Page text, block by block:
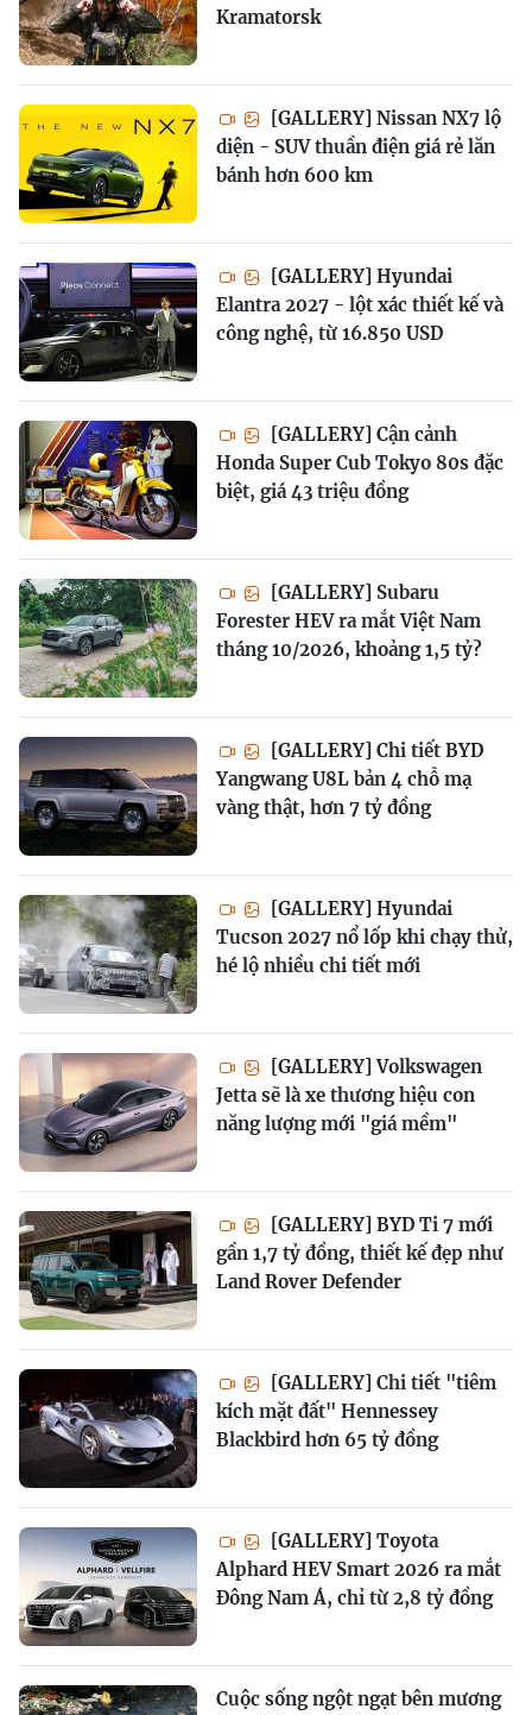
Kramatorsk
[GALLERY] Nissan NX7 lộ
diện - SUV thuần điện giá rẻ lăn
bánh hơn 600 km
[GALLERY] Hyundai
Elantra 2027 - lột xác thiết kế và
công nghệ, từ 16.850 USD
[GALLERY] Cận cảnh
Honda Super Cub Tokyo 80s đặc
biệt, giá 43 triệu đồng
[GALLERY] Subaru
Forester HEV ra mắt Việt Nam
tháng 10/2026, khoảng 1,5 tỷ?
[GALLERY] Chi tiết BYD
Yangwang U8L bản 4 chỗ mạ
vàng thật, hơn 7 tỷ đồng
[GALLERY] Hyundai
Tucson 2027 nổ lốp khi chạy thử,
hé lộ nhiều chi tiết mới
[GALLERY] Volkswagen
Jetta sẽ là xe thương hiệu con
năng lượng mới "giá mềm"
[GALLERY] BYD Ti 7 mới
gần 1,7 tỷ đồng, thiết kế đẹp như
Land Rover Defender
[GALLERY] Chi tiết "tiêm
kích mặt đất" Hennessey
Blackbird hơn 65 tỷ đồng
[GALLERY] Toyota
Alphard HEV Smart 2026 ra mắt
Đông Nam Á, chỉ từ 2,8 tỷ đồng
Cuộc sống ngột ngạt bên mương